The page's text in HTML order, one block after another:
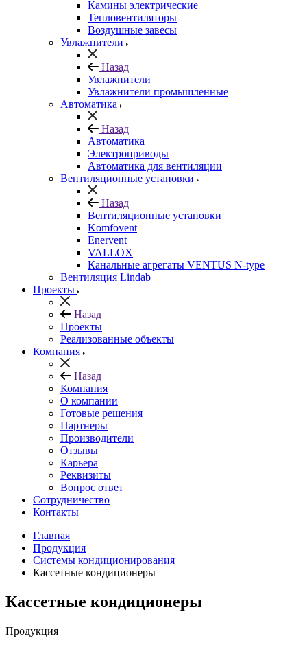
Камины электрические
Тепловентиляторы
Воздушные завесы
Увлажнители
Назад
Увлажнители
Увлажнители промышленные
Автоматика
Назад
Автоматика
Электроприводы
Автоматика для вентиляции
Вентиляционные установки
Назад
Вентиляционные установки
Komfovent
Enervent
VALLOX
Канальные агрегаты VENTUS N-type
Вентиляция Lindab
Проекты
Назад
Проекты
Реализованные объекты
Компания
Назад
Компания
О компании
Готовые решения
Партнеры
Производители
Отзывы
Карьера
Реквизиты
Вопрос ответ
Сотрудничество
Контакты
Главная
Продукция
Системы кондиционирования
Кассетные кондиционеры
Кассетные кондиционеры
Продукция